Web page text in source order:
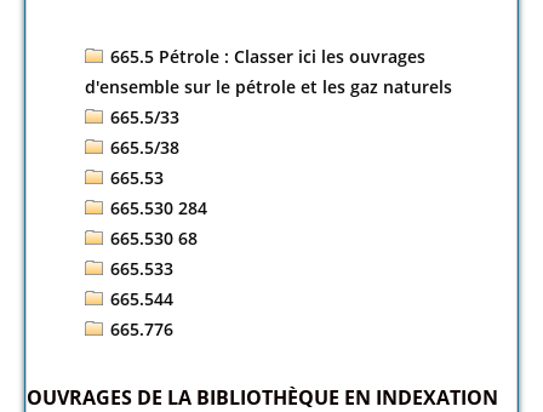
665.5 Pétrole : Classer ici les ouvrages
d'ensemble sur le pétrole et les gaz naturels
665.5/33
665.5/38
665.53
665.530 284
665.530 68
665.533
665.544
665.776
OUVRAGES DE LA BIBLIOTHÈQUE EN INDEXATION